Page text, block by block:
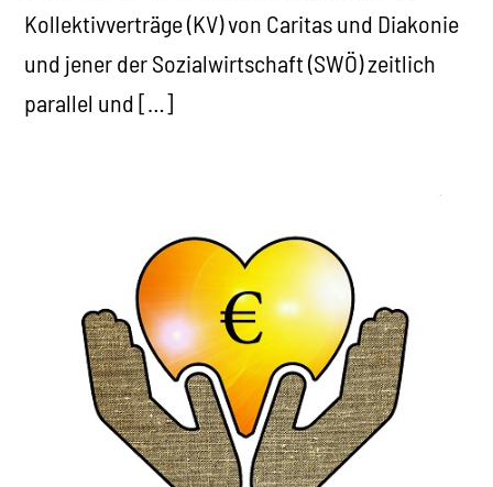
Kollektivverträge (KV) von Caritas und Diakonie
und jener der Sozialwirtschaft (SWÖ) zeitlich
parallel und […]